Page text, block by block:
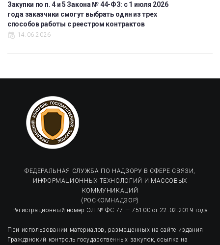
Закупки по п. 4 и 5 Закона № 44-ФЗ: с 1 июля 2026
года заказчики смогут выбрать один из трех
способов работы с реестром контрактов
14.06.2026
ФЕДЕРАЛЬНАЯ СЛУЖБА ПО НАДЗОРУ В СФЕРЕ СВЯЗИ,
ИНФОРМАЦИОННЫХ ТЕХНОЛОГИЙ И МАССОВЫХ
КОММУНИКАЦИЙ
(РОСКОМНАДЗОР)
Регистрационный номер ЭЛ № ФС 77 — 75100 от 22.02.2019 года
При использовании материалов, размещенных на сайте издания
Гражданский контроль государственных закупок, ссылка на